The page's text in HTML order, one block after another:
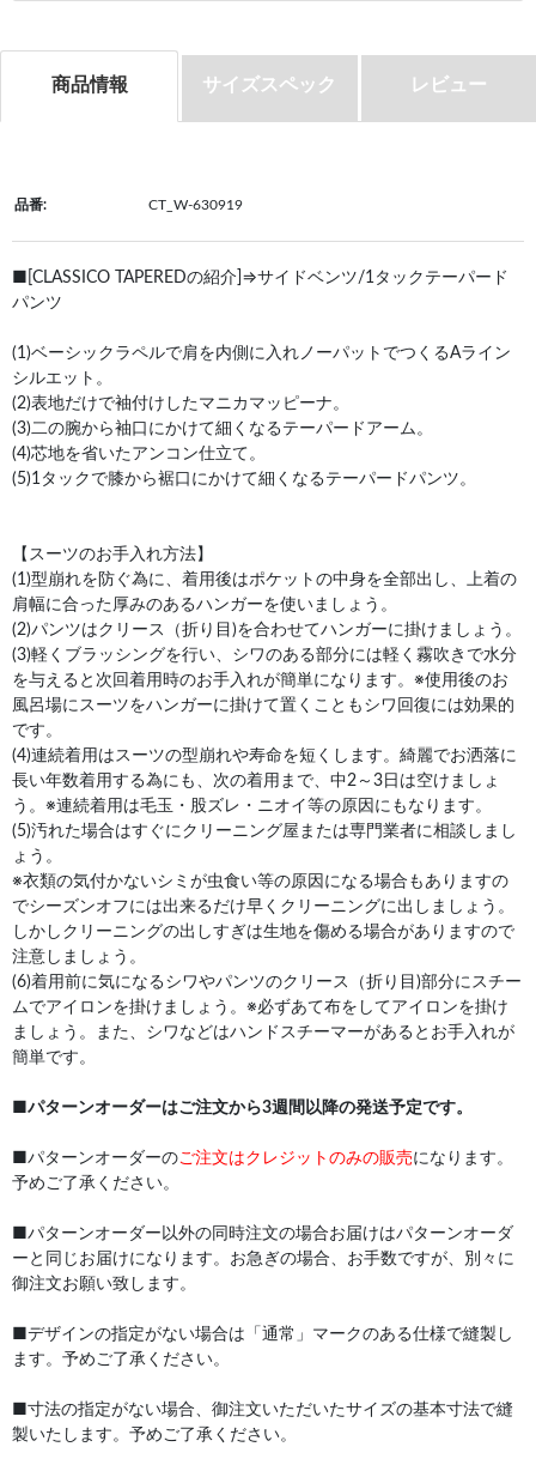
商品情報 サイズスペック レビュー
品番: CT_W-630919
■[CLASSICO TAPEREDの紹介]⇒サイドベンツ/1タックテーパード
パンツ
(1)ベーシックラペルで肩を内側に入れノーパットでつくるAライン
シルエット。
(2)表地だけで袖付けしたマニカマッピーナ。
(3)二の腕から袖口にかけて細くなるテーパードアーム。
(4)芯地を省いたアンコン仕立て。
(5)1タックで膝から裾口にかけて細くなるテーパードパンツ。
【スーツのお手入れ方法】
(1)型崩れを防ぐ為に、着用後はポケットの中身を全部出し、上着の
肩幅に合った厚みのあるハンガーを使いましょう。
(2)パンツはクリース（折り目)を合わせてハンガーに掛けましょう。
(3)軽くブラッシングを行い、シワのある部分には軽く霧吹きで水分
を与えると次回着用時のお手入れが簡単になります。※使用後のお
風呂場にスーツをハンガーに掛けて置くこともシワ回復には効果的
です。
(4)連続着用はスーツの型崩れや寿命を短くします。綺麗でお洒落に
長い年数着用する為にも、次の着用まで、中2～3日は空けましょ
う。※連続着用は毛玉・股ズレ・ニオイ等の原因にもなります。
(5)汚れた場合はすぐにクリーニング屋または専門業者に相談しまし
ょう。
※衣類の気付かないシミが虫食い等の原因になる場合もありますの
でシーズンオフには出来るだけ早くクリーニングに出しましょう。
しかしクリーニングの出しすぎは生地を傷める場合がありますので
注意しましょう。
(6)着用前に気になるシワやパンツのクリース（折り目)部分にスチー
ムでアイロンを掛けましょう。※必ずあて布をしてアイロンを掛け
ましょう。また、シワなどはハンドスチーマーがあるとお手入れが
簡単です。
パターンオーダーはご注文から3週間以降の発送予定です。
■パターンオーダーのご注文はクレジットのみの販売になります。
予めご了承ください。
■パターンオーダー以外の同時注文の場合お届けはパターンオーダ
ーと同じお届けになります。お急ぎの場合、お手数ですが、別々に
御注文お願い致します。
■デザインの指定がない場合は「通常」マークのある仕様で縫製し
ます。予めご了承ください。
■寸法の指定がない場合、御注文いただいたサイズの基本寸法で縫
製いたします。予めご了承ください。